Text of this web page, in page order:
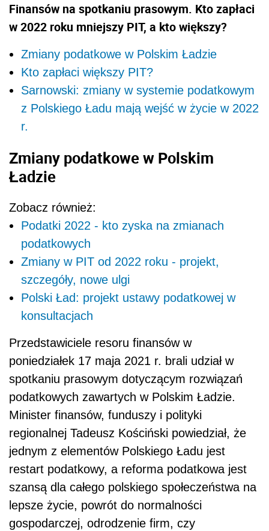
Finansów na spotkaniu prasowym. Kto zapłaci
w 2022 roku mniejszy PIT, a kto większy?
Zmiany podatkowe w Polskim Ładzie
Kto zapłaci większy PIT?
Sarnowski: zmiany w systemie podatkowym
z Polskiego Ładu mają wejść w życie w 2022
r.
Zmiany podatkowe w Polskim
Ładzie
Zobacz również:
Podatki 2022 - kto zyska na zmianach
podatkowych
Zmiany w PIT od 2022 roku - projekt,
szczegóły, nowe ulgi
Polski Ład: projekt ustawy podatkowej w
konsultacjach
Przedstawiciele resoru finansów w
poniedziałek 17 maja 2021 r. brali udział w
spotkaniu prasowym dotyczącym rozwiązań
podatkowych zawartych w Polskim Ładzie.
Minister finansów, funduszy i polityki
regionalnej Tadeusz Kościński powiedział, że
jednym z elementów Polskiego Ładu jest
restart podatkowy, a reforma podatkowa jest
szansą dla całego polskiego społeczeństwa na
lepsze życie, powrót do normalności
gospodarczej, odrodzenie firm, czy